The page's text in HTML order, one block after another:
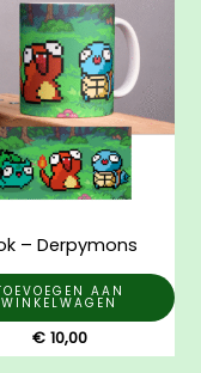
– Derpymons
AAN
WINKELWAGEN
€10,00